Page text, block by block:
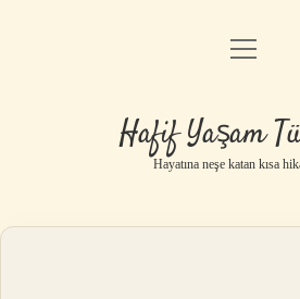
Anasayfa
Yasal Uyarı
menüyü
Hafif Yaşam
Hayatına neşe katan kısa